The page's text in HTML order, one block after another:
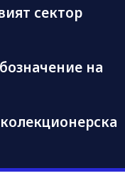
сектор
на